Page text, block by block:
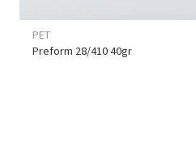
PET
Preform 28/410 40gr